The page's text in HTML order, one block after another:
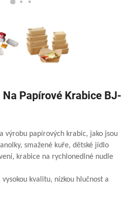
Papírové Krabice BJ-
výrobu papírových krabic, jako jsou
smažené kuře, dětské jídlo
krabice na rychlonedlné nudle
kvalitu, nízkou hlučnost a